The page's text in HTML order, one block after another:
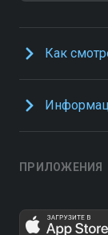
Как
ПРИЛОЖЕНИЯ